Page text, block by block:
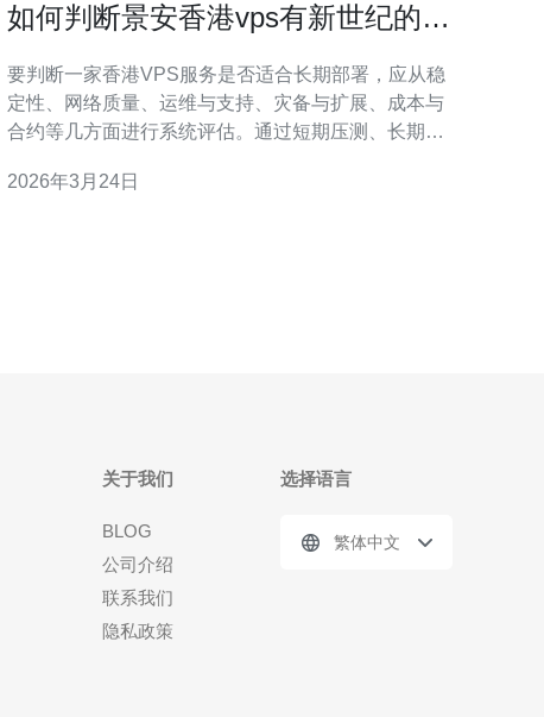
如何判断景安香港vps有新世纪的吗
要判断一家香港VPS服务是否适合长期部署，应从稳
定性、网络质量、运维与支持、灾备与扩展、成本与
合约等几方面进行系统评估。通过短期压测、长期监
迁移方案，可以在降低风险的同时做出理性判断。 多
2026年3月24日
关于我们
BLOG
公司介绍
联系我们
隐私政策
选择语言
繁体中文